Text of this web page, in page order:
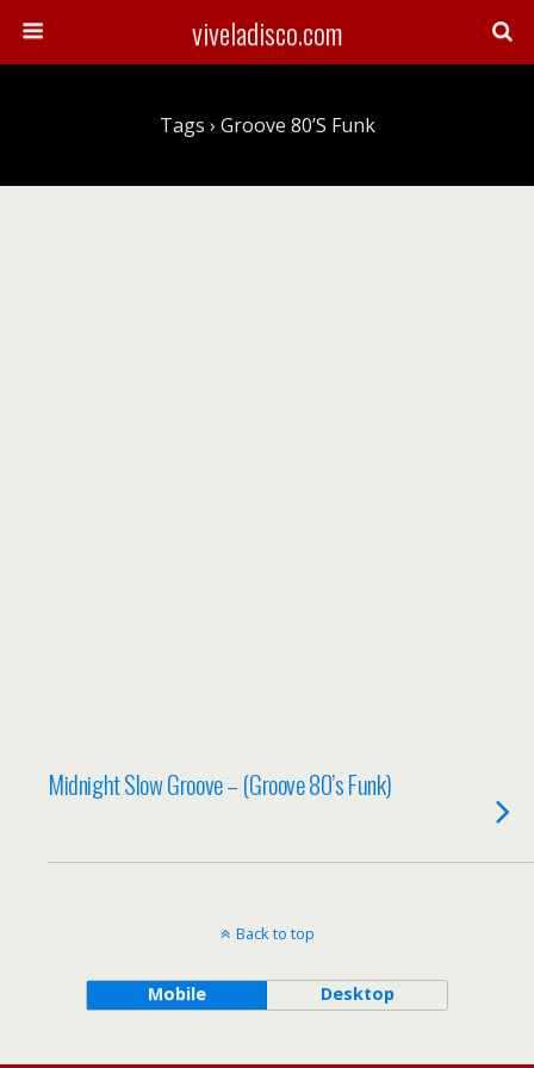
viveladisco.com
Tags › Groove 80’s Funk
Midnight Slow Groove – (Groove 80’s Funk)
Back to top
Mobile Desktop